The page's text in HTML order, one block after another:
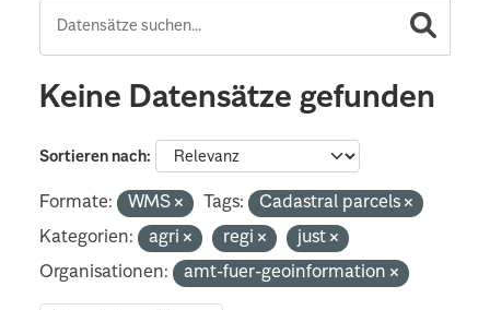
Keine Datensätze gefunden
Sortieren nach
Formate: WMS Tags:
Cadastral parcels
Kategorien:
agri regi
just
Organisationen:
amt-fuer-geoinformation